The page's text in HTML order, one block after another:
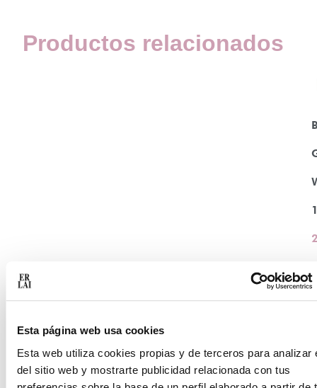
Esta página web usa cookies
Esta web utiliza cookies propias y de terceros para analizar
del sitio web y mostrarte publicidad relacionada con tus
Productos relacionados